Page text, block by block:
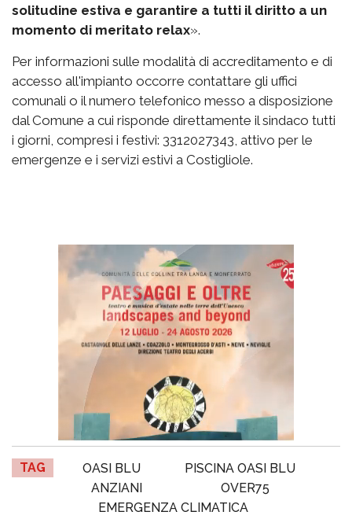
solitudine estiva e garantire a tutti il diritto a un
momento di meritato relax».
Per informazioni sulle modalità di accreditamento e di
accesso all'impianto occorre contattare gli uffici
comunali o il numero telefonico messo a disposizione
dal Comune a cui risponde direttamente il sindaco tutti
i giorni, compresi i festivi: 3312027343, attivo per le
emergenze e i servizi estivi a Costigliole.
TAG OASI BLU
PISCINA OASI BLU
ANZIANI
OVER75
EMERGENZA CLIMATICA